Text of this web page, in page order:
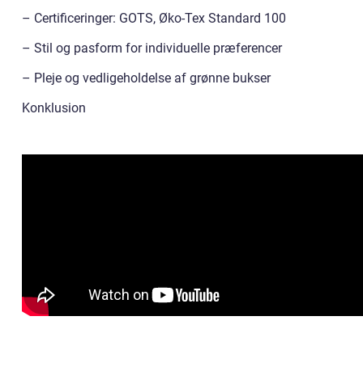
– Certificeringer: GOTS, Øko-Tex Standard 100
– Stil og pasform for individuelle præferencer
– Pleje og vedligeholdelse af grønne bukser
Konklusion